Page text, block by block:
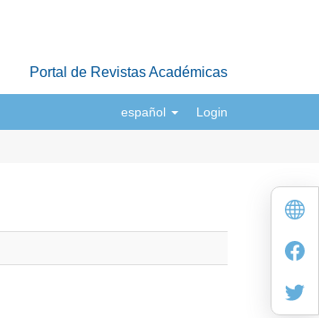
Portal de Revistas Académicas
español Login